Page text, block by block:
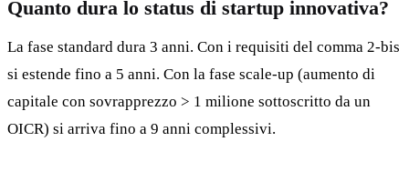
Quanto dura lo status di startup innovativa?
La fase standard dura 3 anni. Con i requisiti del comma 2-bis
si estende fino a 5 anni. Con la fase scale-up (aumento di
capitale con sovrapprezzo > 1 milione sottoscritto da un
OICR) si arriva fino a 9 anni complessivi.